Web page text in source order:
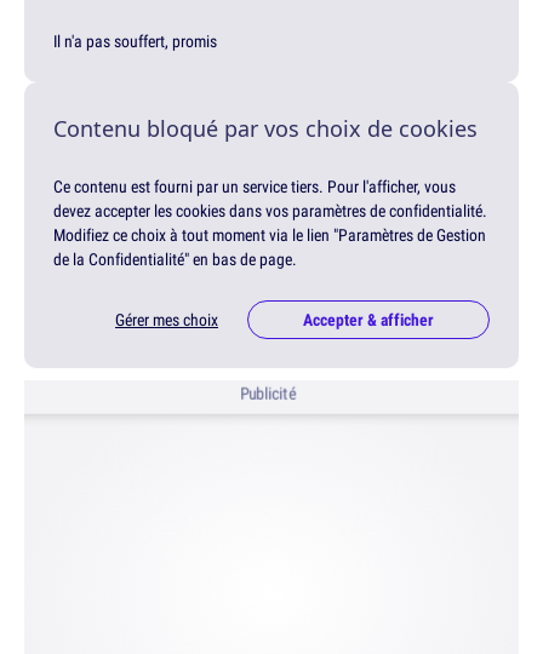
Il n'a pas souffert, promis
Contenu bloqué par vos choix de cookies
Ce contenu est fourni par un service tiers. Pour l'afficher, vous
devez accepter les cookies dans vos paramètres de confidentialité.
Modifiez ce choix à tout moment via le lien "Paramètres de Gestion
de la Confidentialité" en bas de page.
Gérer mes choix Accepter & afficher
Publicité